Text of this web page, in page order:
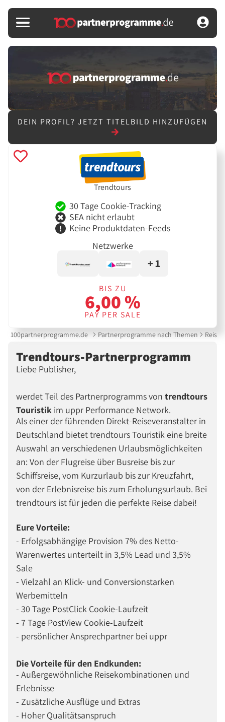
DEIN PROFIL? JETZT TITELBILD HINZUFÜGEN
Trendtours
30 Tage Cookie-Tracking
SEA nicht erlaubt
Keine Produktdaten-Feeds
Netzwerke
+ 1
BIS ZU
6,00 %
PAY PER SALE
100partnerprogramme.de Partnerprogramme nach Themen Reise
Trendtours-Partnerprogramm
Liebe Publisher,
werdet Teil des Partnerprogramms von trendtours
Touristik im uppr Performance Network.
Als einer der führenden Direkt-Reiseveranstalter in
Deutschland bietet trendtours Touristik eine breite
Auswahl an verschiedenen Urlaubsmöglichkeiten
an: Von der Flugreise über Busreise bis zur
Schiffsreise, vom Kurzurlaub bis zur Kreuzfahrt,
von der Erlebnisreise bis zum Erholungsurlaub. Bei
trendtours ist für jeden die perfekte Reise dabei!
Eure Vorteile:
- Erfolgsabhängige Provision 7% des Netto-
Warenwertes unterteilt in 3,5% Lead und 3,5%
Sale
- Vielzahl an Klick- und Conversionstarken
Werbemitteln
- 30 Tage PostClick Cookie-Laufzeit
- 7 Tage PostView Cookie-Laufzeit
- persönlicher Ansprechpartner bei uppr
Die Vorteile für den Endkunden:
- Außergewöhnliche Reisekombinationen und
Erlebnisse
- Zusätzliche Ausflüge und Extras
- Hoher Qualitätsanspruch